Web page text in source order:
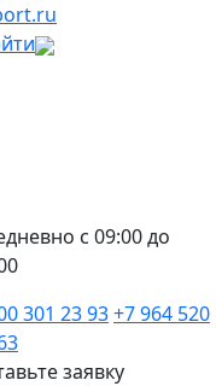
с 09:00 до
301 23 93+7 964 520
заявку